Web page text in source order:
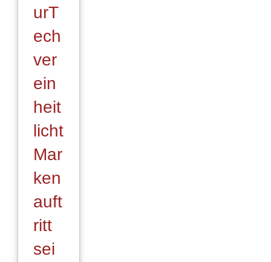
urT
ech
ver
ein
heit
licht
Mar
ken
auft
ritt
sei